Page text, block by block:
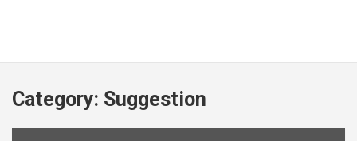
Category: Suggestion